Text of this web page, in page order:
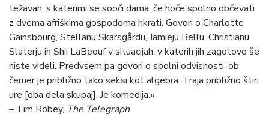
težavah, s katerimi se sooči dama, če hoče spolno občevati
z dvema afriškima gospodoma hkrati. Govori o Charlotte
Gainsbourg, Stellanu Skarsgårdu, Jamieju Bellu, Christianu
Slaterju in Shii LaBeouf v situacijah, v katerih jih zagotovo še
niste videli. Predvsem pa govori o spolni odvisnosti, ob
čemer je približno tako seksi kot algebra. Traja približno štiri
ure [oba dela skupaj]. Je komedija.«
– Tim Robey, The Telegraph